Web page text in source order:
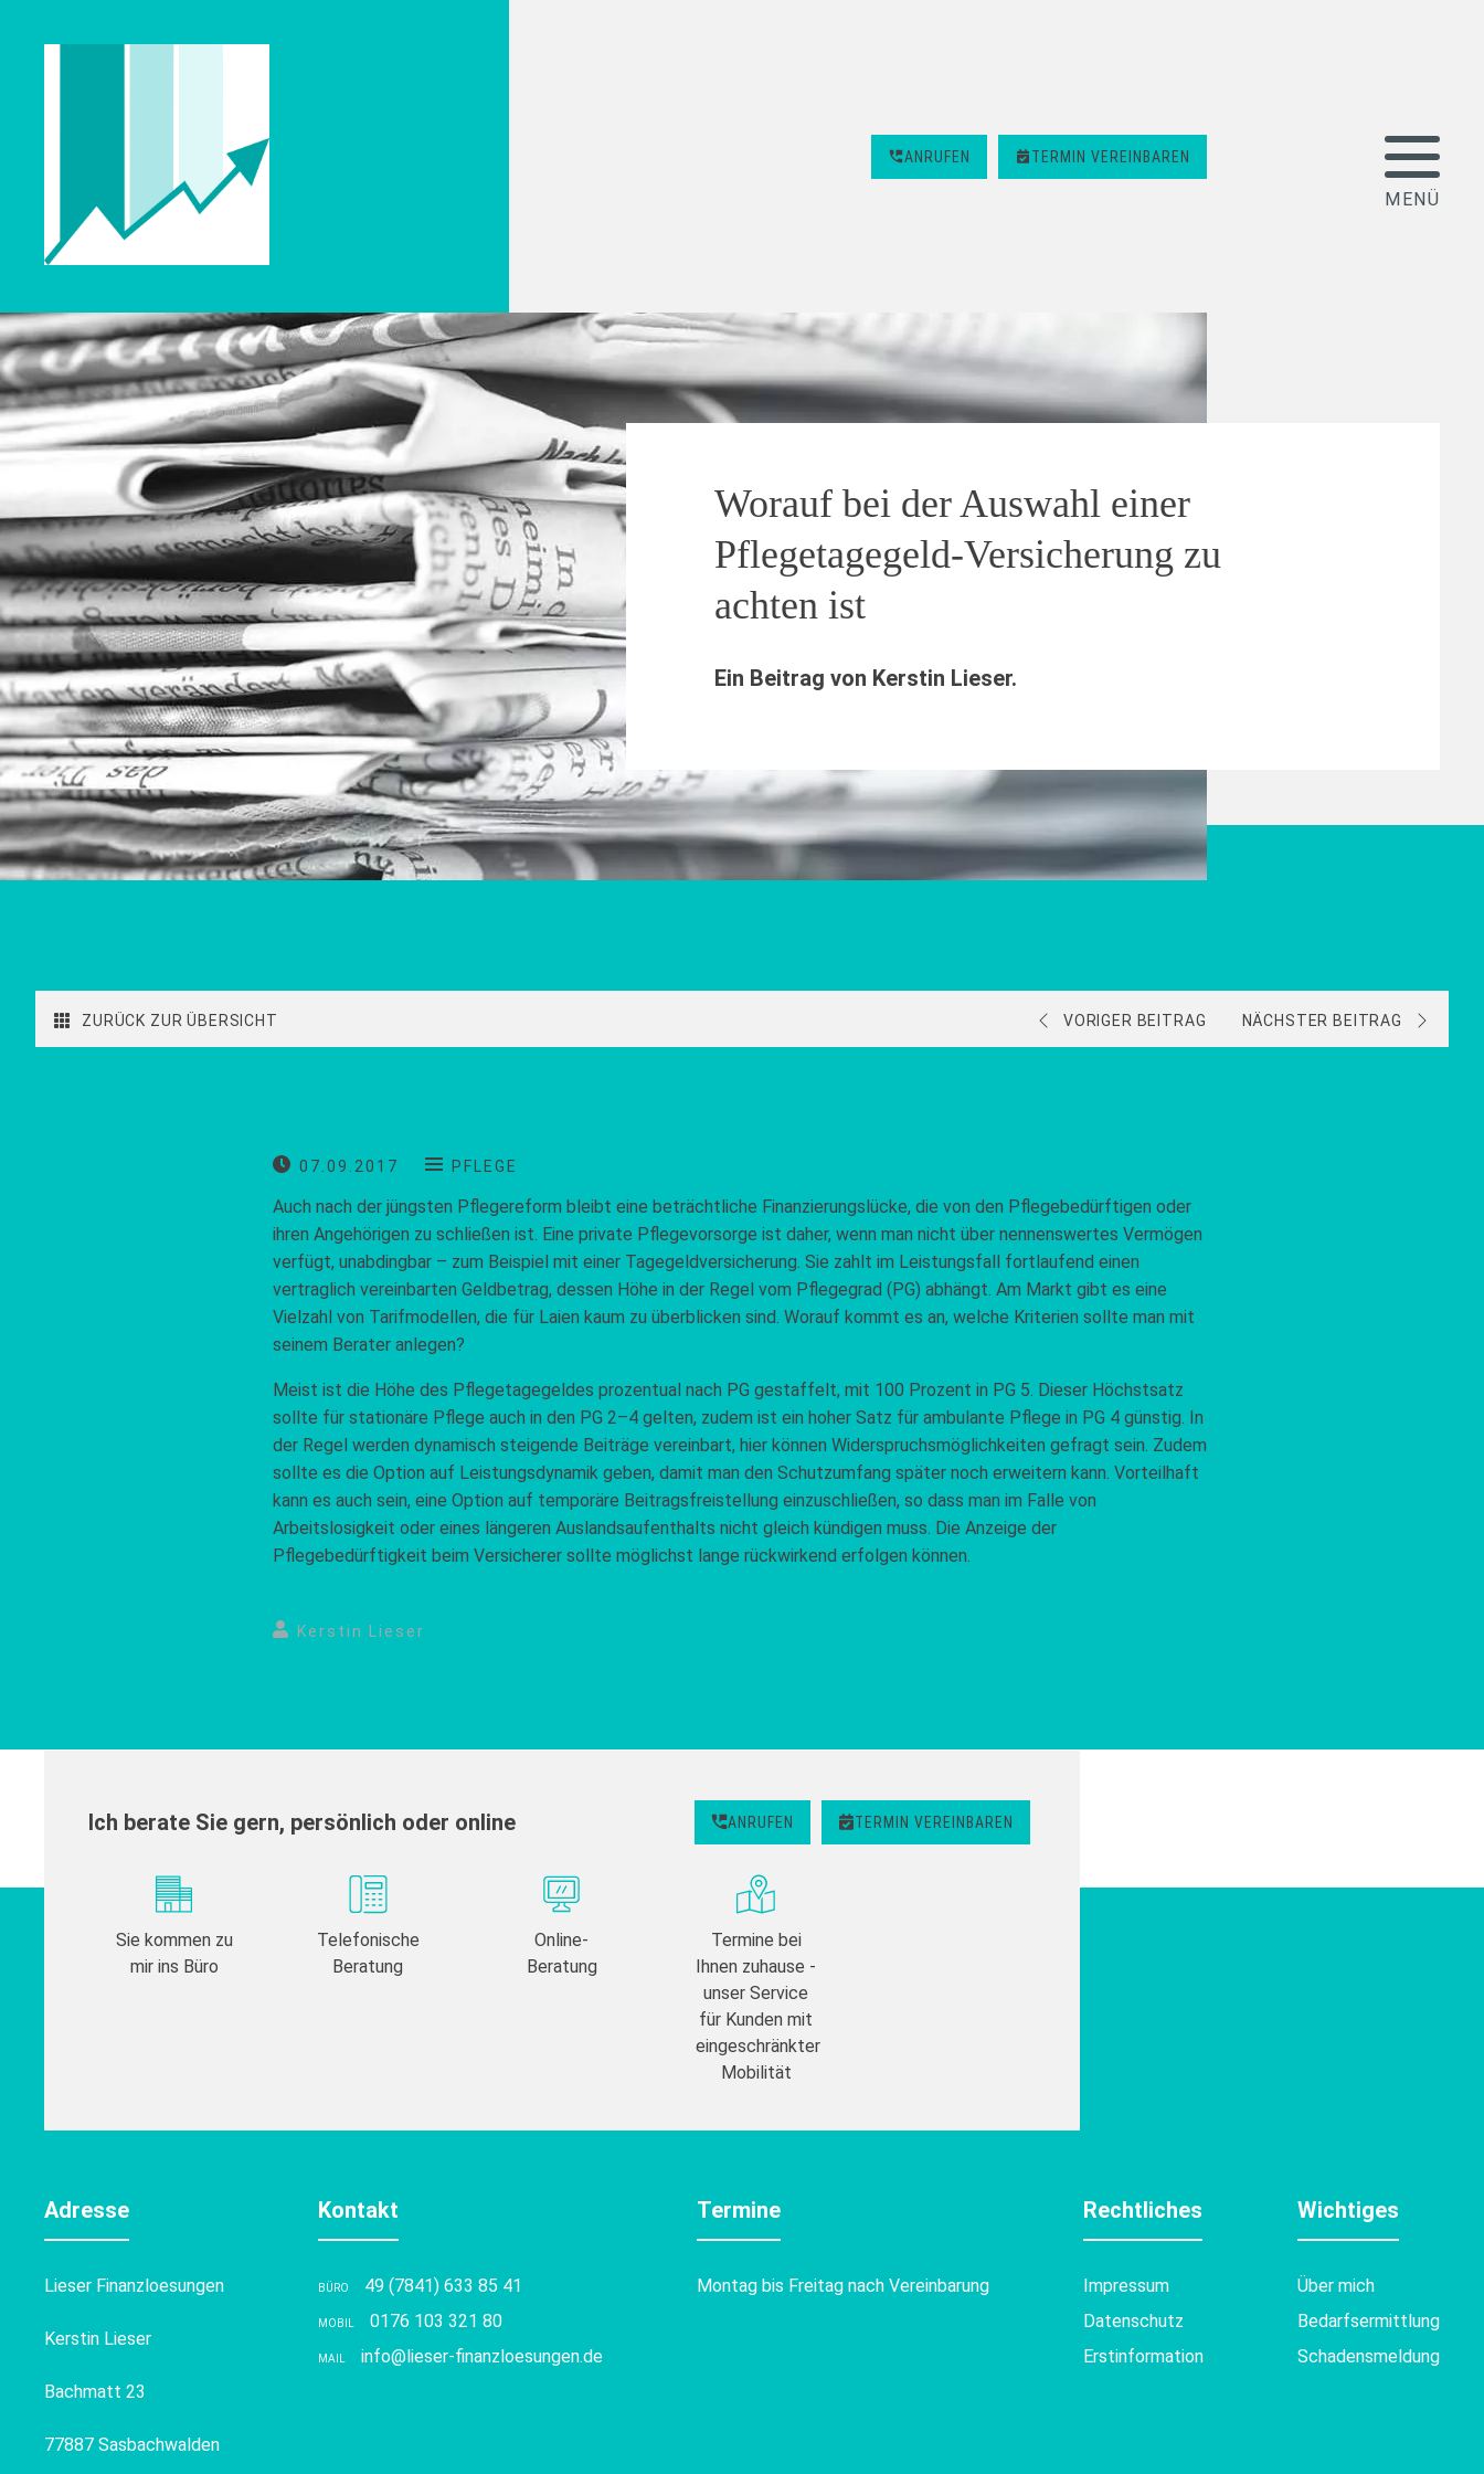
ANRUFEN TERMIN VEREINBAREN
Worauf bei der Auswahl einer
Pflegetagegeld-Versicherung zu
achten ist
Ein Beitrag von Kerstin Lieser.
ZURÜCK ZUR ÜBERSICHT VORIGER BEITRAG NÄCHSTER BEITRAG
07.09.2017 PFLEGE
Auch nach der jüngsten Pflegereform bleibt eine beträchtliche Finanzierungslücke, die von den Pflegebedürftigen oder
ihren Angehörigen zu schließen ist. Eine private Pflegevorsorge ist daher, wenn man nicht über nennenswertes Vermögen
verfügt, unabdingbar – zum Beispiel mit einer Tagegeldversicherung. Sie zahlt im Leistungsfall fortlaufend einen
vertraglich vereinbarten Geldbetrag, dessen Höhe in der Regel vom Pflegegrad (PG) abhängt. Am Markt gibt es eine
Vielzahl von Tarifmodellen, die für Laien kaum zu überblicken sind. Worauf kommt es an, welche Kriterien sollte man mit
seinem Berater anlegen?
Meist ist die Höhe des Pflegetagegeldes prozentual nach PG gestaffelt, mit 100 Prozent in PG 5. Dieser Höchstsatz
sollte für stationäre Pflege auch in den PG 2–4 gelten, zudem ist ein hoher Satz für ambulante Pflege in PG 4 günstig. In
der Regel werden dynamisch steigende Beiträge vereinbart, hier können Widerspruchsmöglichkeiten gefragt sein. Zudem
sollte es die Option auf Leistungsdynamik geben, damit man den Schutzumfang später noch erweitern kann. Vorteilhaft
kann es auch sein, eine Option auf temporäre Beitragsfreistellung einzuschließen, so dass man im Falle von
Arbeitslosigkeit oder eines längeren Auslandsaufenthalts nicht gleich kündigen muss. Die Anzeige der
Pflegebedürftigkeit beim Versicherer sollte möglichst lange rückwirkend erfolgen können.
Kerstin Lieser
Ich berate Sie gern, persönlich oder online ANRUFEN TERMIN VEREINBAREN
Sie kommen zu
mir ins Büro
Telefonische
Beratung
Online-
Beratung
Termine bei
Ihnen zuhause -
unser Service
für Kunden mit
eingeschränkter
Mobilität
Adresse
Lieser Finanzloesungen
Kerstin Lieser
Bachmatt 23
77887 Sasbachwalden
Kontakt
BÜRO 49 (7841) 633 85 41
MOBIL 0176 103 321 80
MAIL info@lieser-finanzloesungen.de
Termine
Montag bis Freitag nach Vereinbarung
Rechtliches
Impressum
Datenschutz
Erstinformation
Wichtiges
Über mich
Bedarfsermittlung
Schadensmeldung